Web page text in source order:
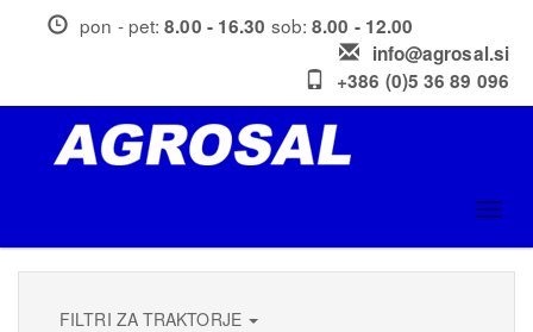
pon - pet:8.00 - 16.30 sob:8.00 - 12.00
info@agrosal.si
+386 (0)5 36 89 096
FILTRI ZA TRAKTORJE